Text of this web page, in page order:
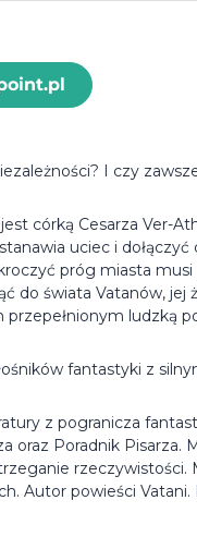
I czy
córką Cesarza Ver-
uciec i
próg miasta
do świata Vatanów, jej
ludzką
fantastyki z
z pogranicza
oraz Poradnik Pisarza.
rzeczywistości.
Autor powieści Vatani.